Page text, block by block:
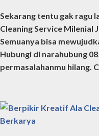
Sekarang tentu gak ragu
Cleaning Service Milenial
Semuanya bisa
Hubungi di narahubung
permasalahanmu hilang.